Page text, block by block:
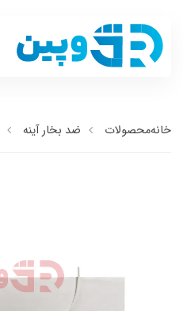
خانهمحصولات ضد بخار آینه